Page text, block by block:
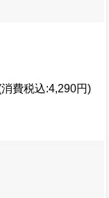
消費税込:4,290円)